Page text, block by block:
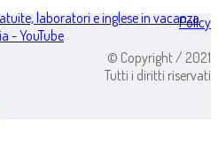
laboratori e inglese in vacanza
- YouTube
Policy
© Copyright / 2021
Tutti i diritti riservati